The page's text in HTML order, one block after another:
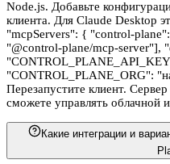
Node.js. Добавьте
клиента. Для Claude Desktop
"mcpServers": { "control-
"@control-plane/mcp-server"],
"CONTROL_PLANE_ORG":
Перезапустите клиент.
сможете управлять облачной
Какие интеграции и